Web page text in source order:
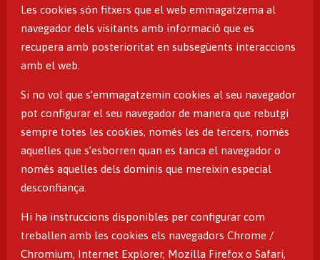
Les cookies són fitxers que el web emmagatzema al
navegador dels visitants amb informació que es
recupera amb posterioritat en subsegüents interaccions
amb el web.
Si no vol que s’emmagatzemin cookies al seu navegador
pot configurar el seu navegador de manera que rebutgi
sempre totes les cookies, només les de tercers, només
aquelles que s’esborren quan es tanca el navegador o
només aquelles dels dominis que mereixin especial
desconfiança.
Hi ha instruccions disponibles per configurar com
treballen amb les cookies els navegadorsChrome /
Chromium, Internet Explorer, Mozilla Firefox oSafari,